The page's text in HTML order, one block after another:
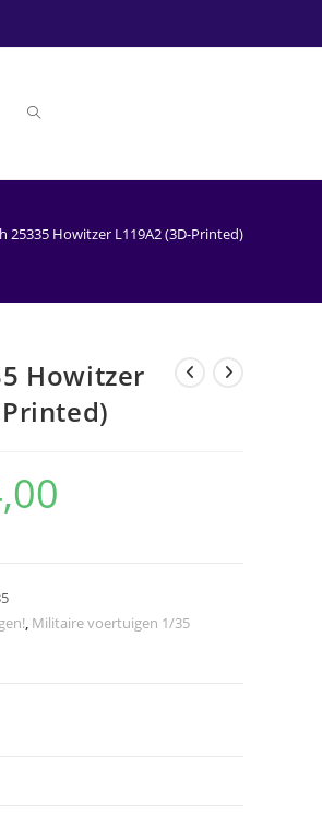
TOGGLE
25335 Howitzer L119A2 (3D-Printed)
Howitzer
, Militaire voertuigen 1/35